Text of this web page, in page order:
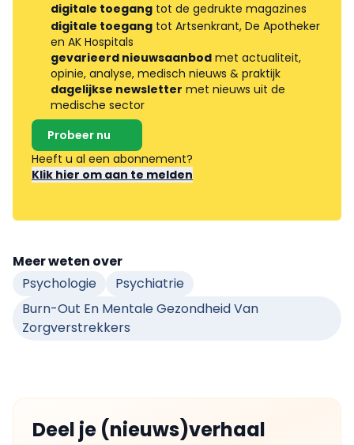
digitale toegang tot de gedrukte magazines
digitale toegang tot Artsenkrant, De Apotheker
en AK Hospitals
gevarieerd nieuwsaanbod met actualiteit,
opinie, analyse, medisch nieuws & praktijk
dagelijkse newsletter met nieuws uit de
medische sector
Probeer nu
Heeft u al een abonnement?
Klik hier om aan te melden
Meer weten over
Psychologie
Psychiatrie
Burn-Out En Mentale Gezondheid Van
Zorgverstrekkers
Deel je (nieuws)verhaal